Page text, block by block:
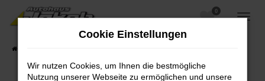
Zum
Hauptinhalt
0
Cookie Einstellungen
Wir nutzen Cookies, um Ihnen die bestmögliche
Nutzung unserer Webseite zu ermöglichen und unsere